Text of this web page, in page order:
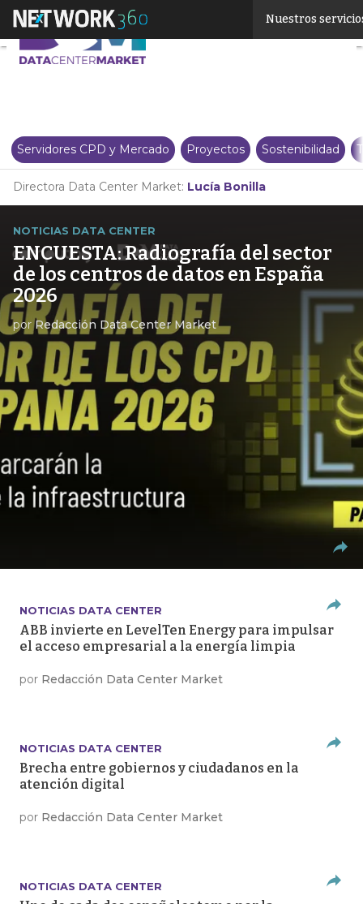
Nuestros
Servidores CPD y Mercado Proyectos Sostenibilidad
Directora Data Center Market: Lucía Bonilla
NOTICIAS DATA CENTER
ENCUESTA: Radiografía del sector
de los centros de datos en España
2026
porRedacción Data Center Market
NOTICIAS DATA CENTER
ABB invierte en LevelTen Energy para impulsar
el acceso empresarial a la energía limpia
por Redacción Data Center Market
NOTICIAS DATA CENTER
Brecha entre gobiernos y ciudadanos en la
atención digital
por Redacción Data Center Market
NOTICIAS DATA CENTER